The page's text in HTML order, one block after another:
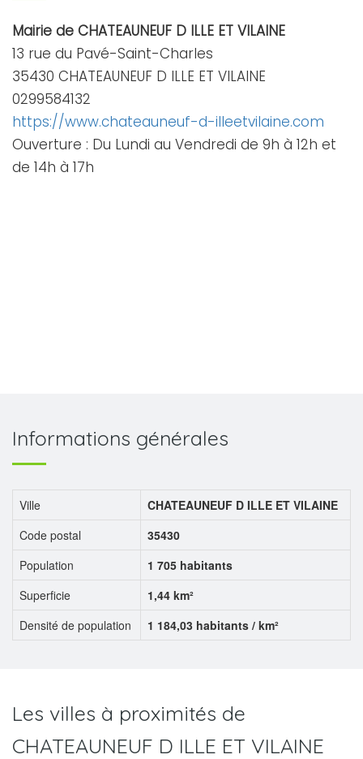
Mairie de CHATEAUNEUF D ILLE ET VILAINE
13 rue du Pavé-Saint-Charles
35430 CHATEAUNEUF D ILLE ET VILAINE
0299584132
https://www.chateauneuf-d-illeetvilaine.com
Ouverture : Du Lundi au Vendredi de 9h à 12h et
de 14h à 17h
Informations générales
Ville
CHATEAUNEUF D ILLE ET VILAINE
Code postal
35430
Population
1 705 habitants
Superficie
1,44 km²
Densité de population
1 184,03 habitants / km²
Les villes à proximités de
CHATEAUNEUF D ILLE ET VILAINE